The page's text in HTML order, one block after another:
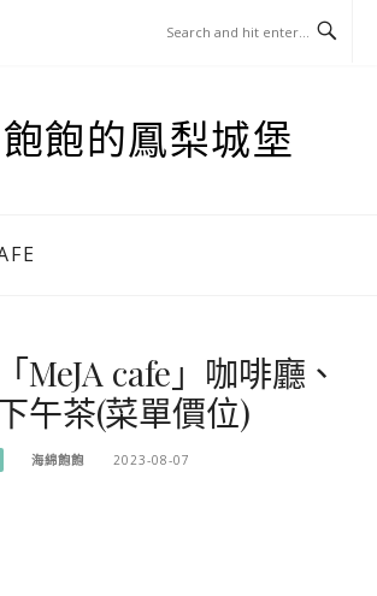
飽的鳳梨城堡
MeJA cafe」咖啡廳、
午茶(菜單價位)
海綿飽飽 2023-08-07